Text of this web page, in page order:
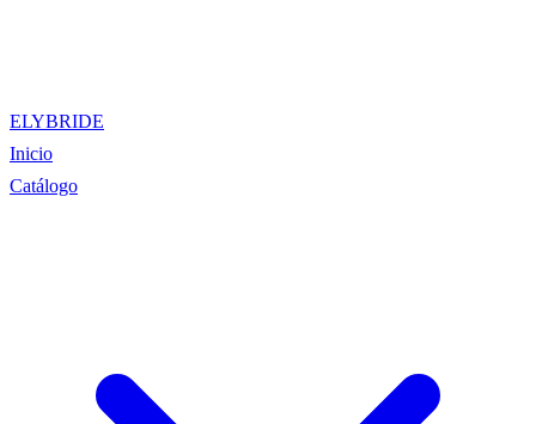
ELYBRIDE
Inicio
Catálogo